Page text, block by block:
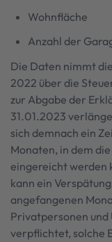
Wohnfläche
Anzahl der
Die Daten nimmt
2022 über die
zur Abgabe der
31.01.2023
sich demnach ein
Monaten, in dem
eingereicht werden
kann ein
angefangenen
Privatpersonen und
verpflichtet, solche